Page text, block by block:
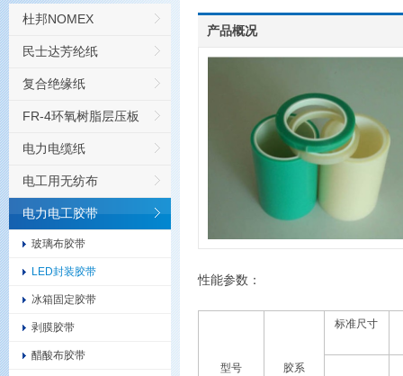
杜邦NOMEX
民士达芳纶纸
复合绝缘纸
FR-4环氧树脂层压板
电力电缆纸
电工用无纺布
电力电工胶带
玻璃布胶带
LED封装胶带
冰箱固定胶带
剥膜胶带
醋酸布胶带
产品概况
性能参数：
型号 胶系
标准尺寸